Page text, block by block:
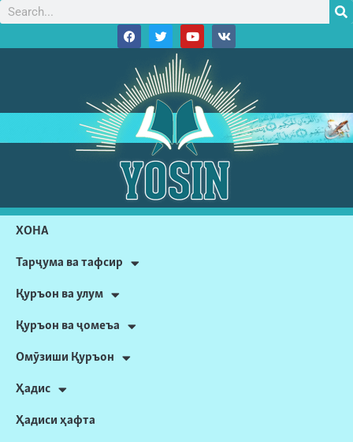
ХОНА
Тарҷума ва тафсир
Қуръон ва улум
Қуръон ва ҷомеъа
Омӯзиши Қуръон
Ҳадис
Ҳадиси ҳафта